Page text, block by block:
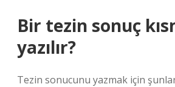
Bir tezin sonuç
yazılır?
Tezin sonucunu yazmak için